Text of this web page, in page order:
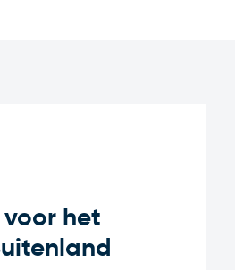
het